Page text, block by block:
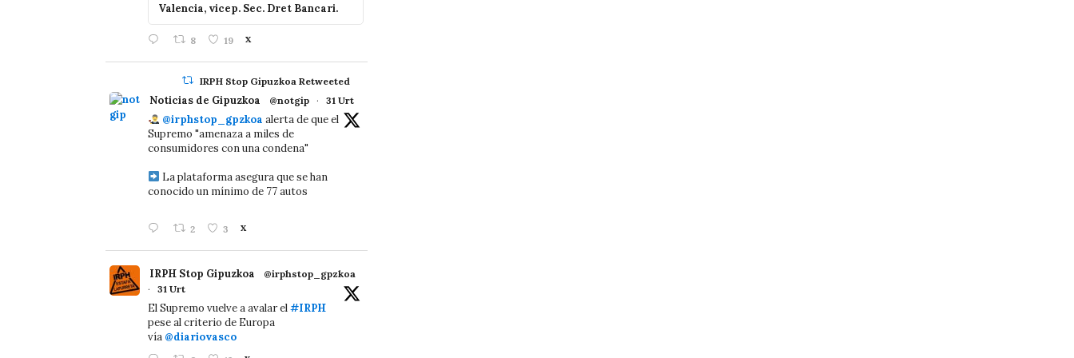
Valencia, vicep. Sec. Dret Bancari.
8 19 X
IRPH Stop Gipuzkoa Retweeted
Noticias de Gipuzkoa @notgip · 31 Urt
@irphstop_gpzkoa alerta de que el
Supremo "amenaza a miles de
consumidores con una condena"
La plataforma asegura que se han
conocido un mínimo de 77 autos
2 3 X
IRPH Stop Gipuzkoa
@irphstop_gpzkoa
·
31 Urt
El Supremo vuelve a avalar el#IRPH
pese al criterio de Europa
vía @diariovasco